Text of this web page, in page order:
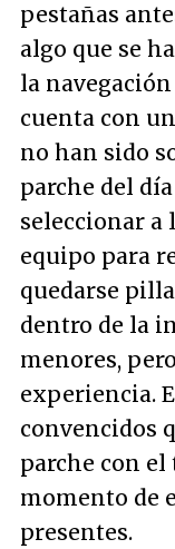
pestañas
algo que se
la
cuenta con
no han sido
parche del
seleccionar a
equipo para
quedarse
dentro de la
menores,
experiencia.
convencidos
parche con
momento de
presentes.